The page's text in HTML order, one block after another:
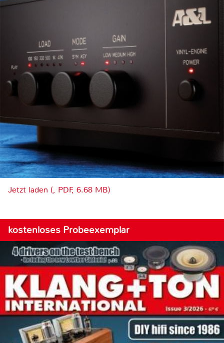
Jetzt laden (, PDF, 6.68 MB)
kostenloses Probeexemplar